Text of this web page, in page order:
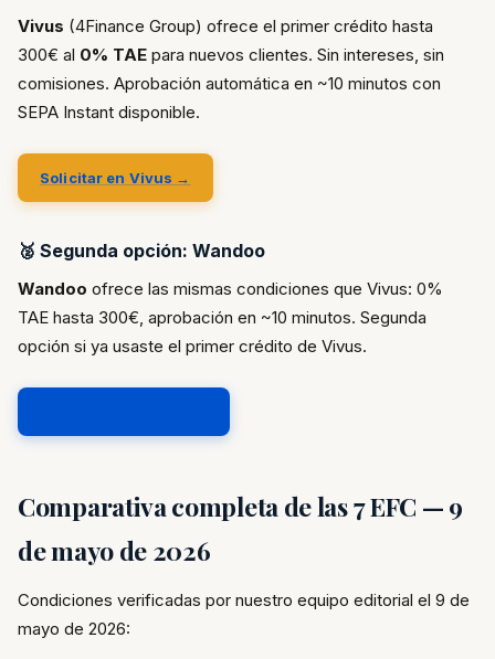
Vivus (4Finance Group) ofrece el primer crédito hasta
300€ al 0% TAE para nuevos clientes. Sin intereses, sin
comisiones. Aprobación automática en ~10 minutos con
SEPA Instant disponible.
Solicitar en Vivus →
🥈 Segunda opción: Wandoo
Wandoo ofrece las mismas condiciones que Vivus: 0%
TAE hasta 300€, aprobación en ~10 minutos. Segunda
opción si ya usaste el primer crédito de Vivus.
Comparativa completa de las 7 EFC — 9
de mayo de 2026
Condiciones verificadas por nuestro equipo editorial el 9 de
mayo de 2026: